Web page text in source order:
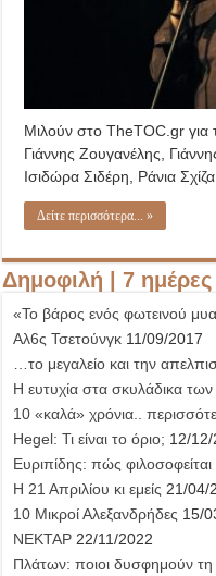
Μιλούν στο TheTOC.gr
Γιάννης Ζουγανέλης,
Ισιδώρα Σιδέρη, Ράνια Σχίζα.
Δείτε περισσότερα... »
Δημοφιλή | 7 ημέρες
«Το βάρος ενός φωτεινού
Αλ6ς Τσετούνγκ 11/09/2017
…το μεγαλείο και την
Η ευτυχία στα σκυλάδικα
10 «καλά» χρόνια..
Hegel: Τι είναι το όριο; 12/12/
Ευριπίδης: πώς φιλοσοφείται
Η 21 Απριλίου κι εμείς 21/04/
10 Μικροί Αλεξανδρήδες 15/
ΝΕΚΤΑΡ 22/11/2022
Πλάτων: ποιοι δυσφημούν τη